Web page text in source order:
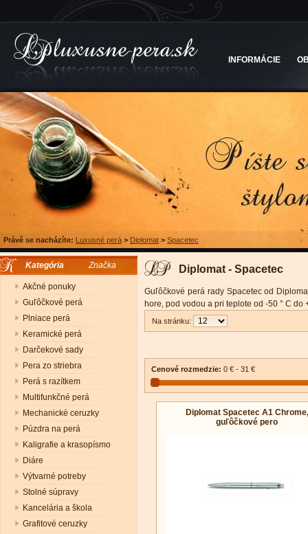
INFORMÁCIE
Právě se nacházíte: Luxusné perá > Diplomat > Spacetec
Kategória Značka
Akčné ponuky
Guľôčkové perá
Plniace perá
Keramické perá
Darčekové sady
Pera zo striebra
Perá s razítkem
Multifunkčné perá
Mechanické ceruzky
Púzdra na perá
Kaligrafie a krasopísmo
Diáre
Výtvarné potreby
Stolné súpravy
Kancelária a škola
Grafitové ceruzky
Diplomat - Spacetec
Guľôčkové perá rady Spacetec od
hore, pod vodou a pri teplote od -50 ° C do
Na stránku:
Cenové rozmedzie: 0 € - 31 €
Diplomat Spacetec A1 Chrome,
guľôčkové pero